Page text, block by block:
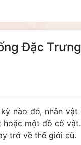
Đặc
nào đó, nhân
một đồ cổ
trở về thế giới cũ.